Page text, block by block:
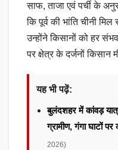
साफ, ताजा एवं पर्ची के
कि पूर्व की भांति चीनी
उन्होंने किसानों को हर
पर क्षेत्र के दर्जनों किसान
यह भी पढ़ें:
बुलंदशहर में कांवड़
ग्रामीण, गंगा घाटों
2026)